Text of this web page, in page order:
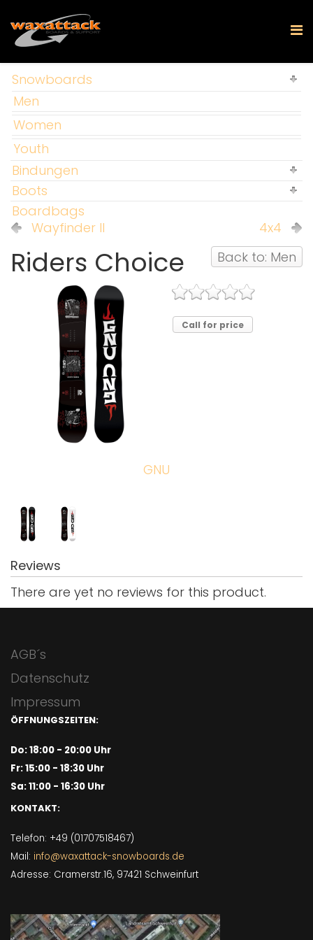
Snowboards
Men
Women
Youth
Bindungen
Boots
Boardbags
Wayfinder II
4x4
Back to: Men
Riders Choice
Call for price
GNU
Reviews
There are yet no reviews for this product.
AGB´s
Datenschutz
Impressum
ÖFFNUNGSZEITEN:
Do: 18:00 - 20:00 Uhr
Fr: 15:00 - 18:30 Uhr
Sa: 11:00 - 16:30 Uhr
KONTAKT:
Telefon: +49 (01707518467)
Mail: info@waxattack-snowboards.de
Adresse: Cramerstr.16, 97421 Schweinfurt